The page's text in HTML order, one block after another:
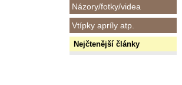
Názory/fotky/videa
Vtípky apríly atp.
Nejčtenější články